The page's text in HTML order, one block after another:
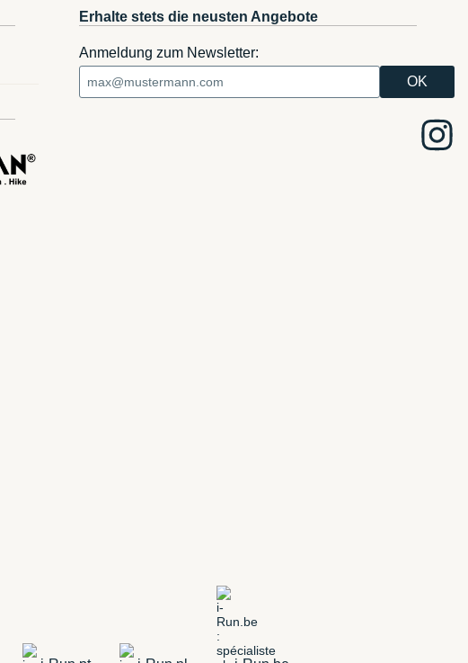
Erhalte stets die neusten Angebote
Anmeldung zum Newsletter: